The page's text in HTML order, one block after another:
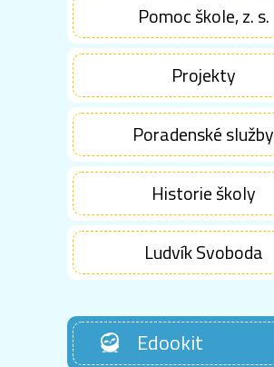
Pomoc škole, z. s.
Projekty
Poradenské služby
Historie školy
Ludvík Svoboda
Edookit